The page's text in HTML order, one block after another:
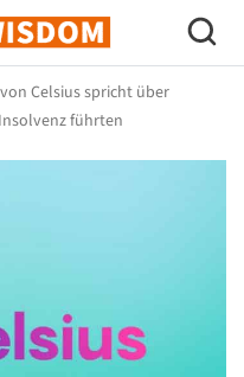
Celsius spricht über
führten